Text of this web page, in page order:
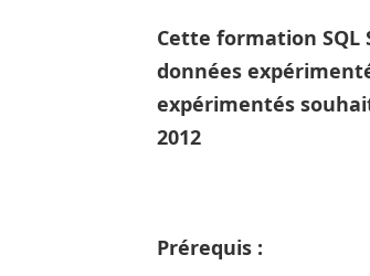
Cette formation SQL
données
expérimentés
2012
Prérequis :